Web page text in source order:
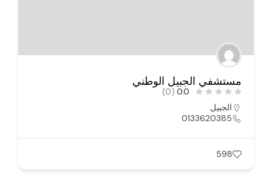
مستشفي الجبيل الوطني
0.0
(0)
الجبيل
0133620385
598